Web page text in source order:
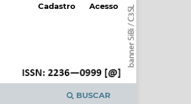
BUSCAR
Cadastro Acesso